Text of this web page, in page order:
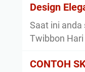
Design
Saat ini anda
Twibbon
CONTOH